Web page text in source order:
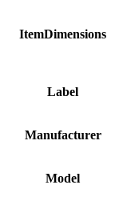
ItemDimensions
Label
Manufacturer
Model